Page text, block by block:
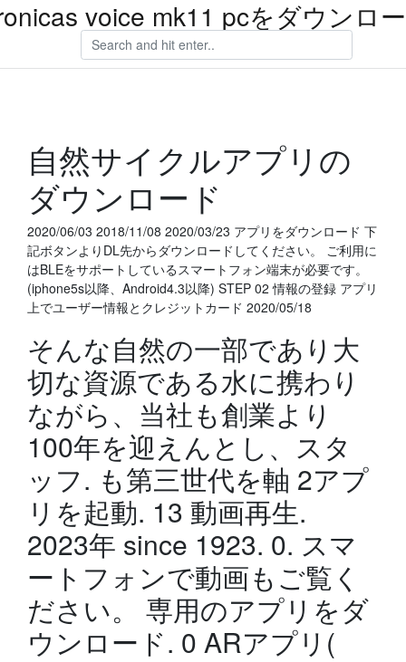
voice mk11 pcをダウンロ
自然サイクルアプリの
ダウンロード
2020/06/03 2018/11/08 2020/03/23 アプリをダウンロード 下
記ボタンよりDL先からダウンロードしてください。 ご利用に
はBLEをサポートしているスマートフォン端末が必要です。
(iphone5s以降、Android4.3以降) STEP 02 情報の登録 アプリ
上でユーザー情報とクレジットカード 2020/05/18
そんな自然の一部であり大
切な資源である水に携わり
ながら、当社も創業より
100年を迎えんとし、スタ
ッフ. も第三世代を軸 2アプ
リを起動. 13 動画再生.
2023年 since 1923. 0. スマ
ートフォンで動画もご覧く
ださい。 専用のアプリをダ
ウンロード. 0 ARアプリ(